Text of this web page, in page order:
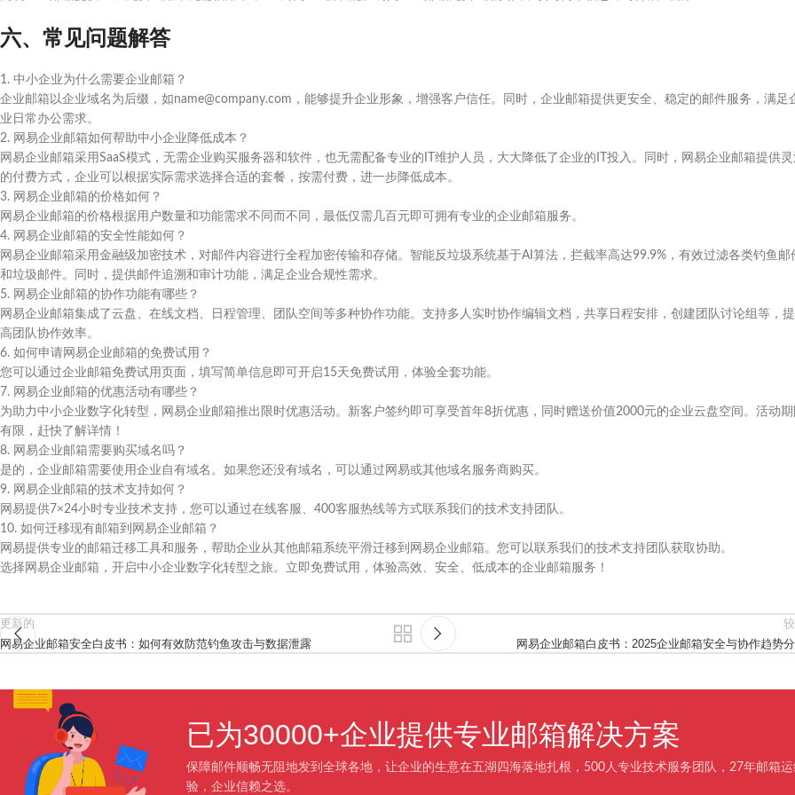
六、常见问题解答
1. 中小企业为什么需要企业邮箱？
企业邮箱以企业域名为后缀，如name@company.com，能够提升企业形象，增强客户信任。同时，企业邮箱提供更安全、稳定的邮件服务，满足
业日常办公需求。
2. 网易企业邮箱如何帮助中小企业降低成本？
网易企业邮箱采用SaaS模式，无需企业购买服务器和软件，也无需配备专业的IT维护人员，大大降低了企业的IT投入。同时，网易企业邮箱提供
的付费方式，企业可以根据实际需求选择合适的套餐，按需付费，进一步降低成本。
3. 网易企业邮箱的价格如何？
网易企业邮箱的价格根据用户数量和功能需求不同而不同，最低仅需几百元即可拥有专业的企业邮箱服务。
4. 网易企业邮箱的安全性能如何？
网易企业邮箱采用金融级加密技术，对邮件内容进行全程加密传输和存储。智能反垃圾系统基于AI算法，拦截率高达99.9%，有效过滤各类钓鱼邮
和垃圾邮件。同时，提供邮件追溯和审计功能，满足企业合规性需求。
5. 网易企业邮箱的协作功能有哪些？
网易企业邮箱集成了云盘、在线文档、日程管理、团队空间等多种协作功能。支持多人实时协作编辑文档，共享日程安排，创建团队讨论组等，提
高团队协作效率。
6. 如何申请网易企业邮箱的免费试用？
您可以通过企业邮箱免费试用页面，填写简单信息即可开启15天免费试用，体验全套功能。
7. 网易企业邮箱的优惠活动有哪些？
为助力中小企业数字化转型，网易企业邮箱推出限时优惠活动。新客户签约即可享受首年8折优惠，同时赠送价值2000元的企业云盘空间。活动期
有限，赶快了解详情！
8. 网易企业邮箱需要购买域名吗？
是的，企业邮箱需要使用企业自有域名。如果您还没有域名，可以通过网易或其他域名服务商购买。
9. 网易企业邮箱的技术支持如何？
网易提供7×24小时专业技术支持，您可以通过在线客服、400客服热线等方式联系我们的技术支持团队。
10. 如何迁移现有邮箱到网易企业邮箱？
网易提供专业的邮箱迁移工具和服务，帮助企业从其他邮箱系统平滑迁移到网易企业邮箱。您可以联系我们的技术支持团队获取协助。
选择网易企业邮箱，开启中小企业数字化转型之旅。立即免费试用，体验高效、安全、低成本的企业邮箱服务！
更新的
网易企业邮箱安全白皮书：如何有效防范钓鱼攻击与数据泄露 网易企业邮箱白皮书：2025企业邮箱安全与协作趋势
已为30000+企业提供专业邮箱解决方案
保障邮件顺畅无阻地发到全球各地，让企业的生意在五湖四海落地扎根，500人专业技术服务团队，27年邮箱
验，企业信赖之选。